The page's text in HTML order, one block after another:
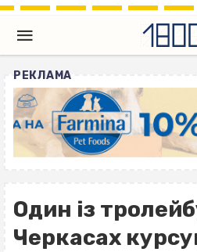
РЕКЛАМА
Один із
Черкасах